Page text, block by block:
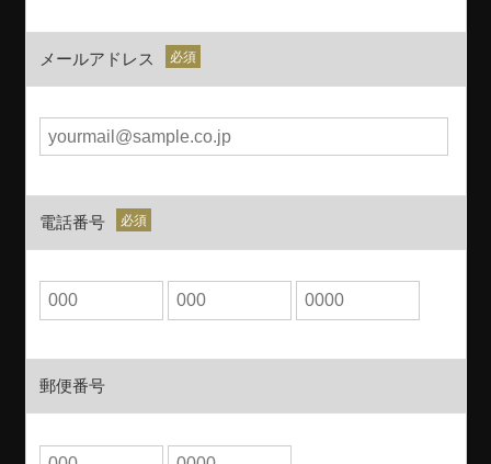
メールアドレス
電話番号
郵便番号